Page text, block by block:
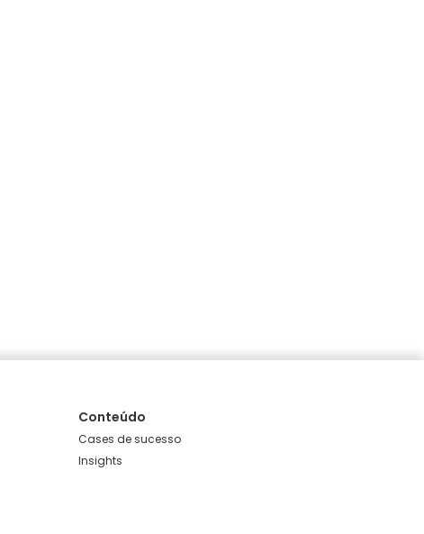
Conteúdo
Cases de sucesso
Insights